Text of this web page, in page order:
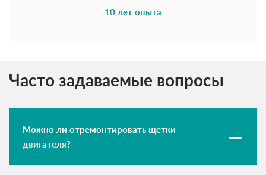
10 лет опыта
Часто задаваемые вопросы
Можно ли отремонтировать щетки
двигателя?